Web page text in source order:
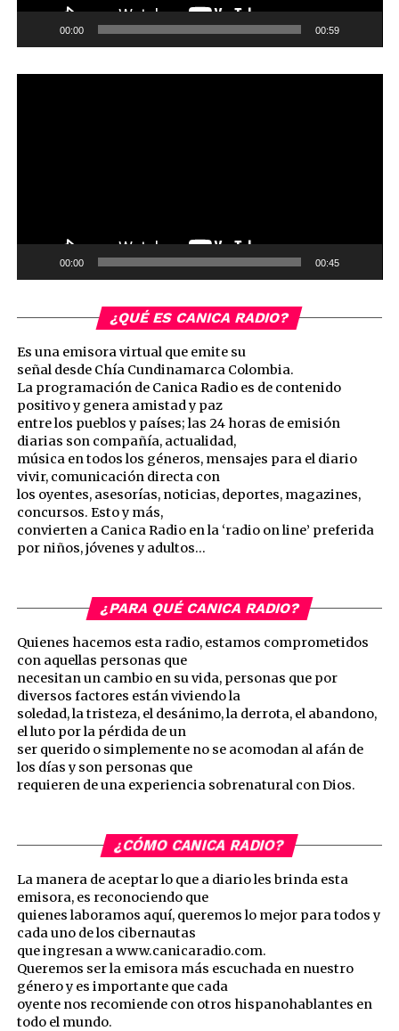
00:00 00:59
Reproductor
00:00 00:45
¿QUÉ ES CANICA RADIO?
Es una emisora virtual que emite su
señal desde Chía Cundinamarca Colombia.
La programación de Canica Radio es de contenido
positivo y genera amistad y paz
entre los pueblos y países; las 24 horas de emisión
diarias son compañía, actualidad,
música en todos los géneros, mensajes para el diario
vivir, comunicación directa con
los oyentes, asesorías, noticias, deportes, magazines,
concursos. Esto y más,
convierten a Canica Radio en la ‘radio on line’ preferida
por niños, jóvenes y adultos…
¿PARA QUÉ CANICA RADIO?
Quienes hacemos esta radio, estamos comprometidos
con aquellas personas que
necesitan un cambio en su vida, personas que por
diversos factores están viviendo la
soledad, la tristeza, el desánimo, la derrota, el abandono,
el luto por la pérdida de un
ser querido o simplemente no se acomodan al afán de
los días y son personas que
requieren de una experiencia sobrenatural con Dios.
¿CÓMO CANICA RADIO?
La manera de aceptar lo que a diario les brinda esta
emisora, es reconociendo que
quienes laboramos aquí, queremos lo mejor para todos y
cada uno de los cibernautas
que ingresan a www.canicaradio.com.
Queremos ser la emisora más escuchada en nuestro
género y es importante que cada
oyente nos recomiende con otros hispanohablantes en
todo el mundo.